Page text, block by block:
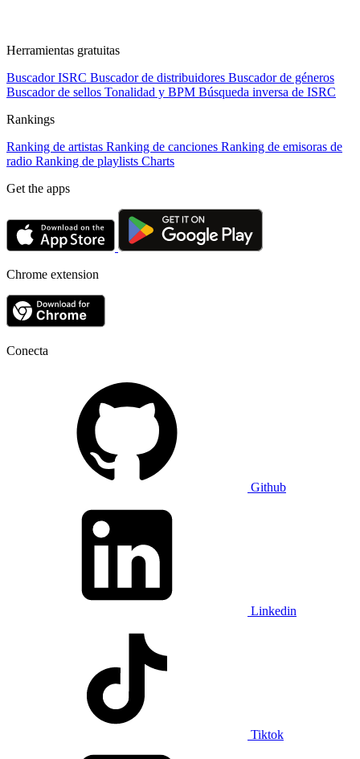
Herramientas gratuitas
Buscador ISRC Buscador de distribuidores Buscador de géneros
Buscador de sellos Tonalidad y BPM Búsqueda inversa de ISRC
Rankings
Ranking de artistas Ranking de canciones Ranking de emisoras de
radio Ranking de playlists Charts
Get the apps
Chrome extension
Conecta
Github
Linkedin
Tiktok